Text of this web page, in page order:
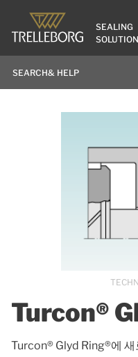
SEALING
Turcon®
Turcon® Glyd Ring®에